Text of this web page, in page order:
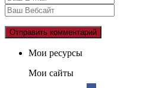
Мои ресурсы
Мои сайты